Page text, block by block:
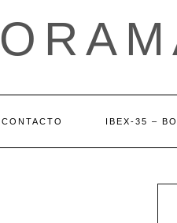
CONTACTO IBEX-35 –